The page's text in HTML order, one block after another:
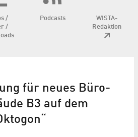
/
/
Podcasts
WISTA-
Redaktion
für neues Büro-
B3 auf dem